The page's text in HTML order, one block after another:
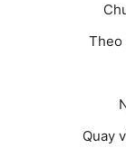
Theo
Quay